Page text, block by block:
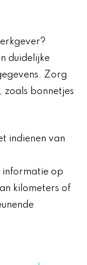
duidelijke
Zorg
zoals bonnetjes
indienen van
informatie op
kilometers of